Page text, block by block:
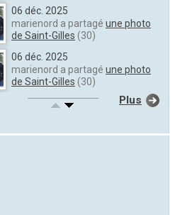
06 déc. 2025
marienord a partagé une photo
de Saint-Gilles (30)
06 déc. 2025
marienord a partagé une photo
de Saint-Gilles (30)
06 déc. 2025
Plus